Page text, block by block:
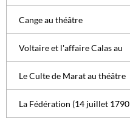
Cange au théâtre
Voltaire et l'affaire Calas au
Le Culte de Marat au théâtre
La Fédération (14 juillet 1790